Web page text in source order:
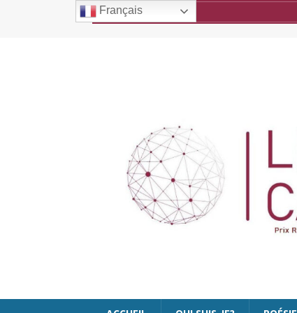
Français